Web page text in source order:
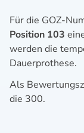
Für die GOZ-
Position 103
werden die
Dauerprothese.
Als
die 300.